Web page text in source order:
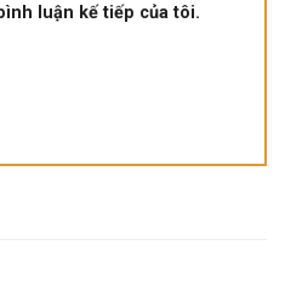
luận kế tiếp của tôi.